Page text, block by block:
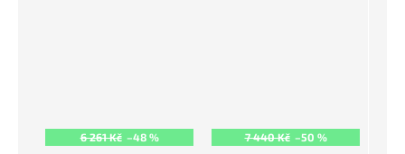
6 261 Kč –48 % 7 440 Kč –50 %